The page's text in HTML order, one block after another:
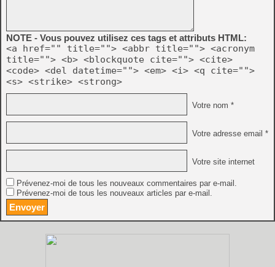
NOTE - Vous pouvez utilisez ces tags et attributs HTML:
<a href="" title=""> <abbr title=""> <acronym
title=""> <b> <blockquote cite=""> <cite>
<code> <del datetime=""> <em> <i> <q cite="">
<s> <strike> <strong>
Votre nom *
Votre adresse email *
Votre site internet
Prévenez-moi de tous les nouveaux commentaires par e-mail.
Prévenez-moi de tous les nouveaux articles par e-mail.